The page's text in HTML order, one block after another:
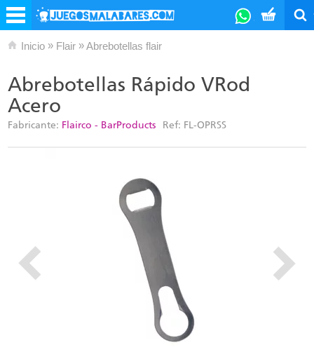
Inicio » Flair »Abrebotellas flair
Abrebotellas Rápido VRod
Acero
Fabricante: Flairco - BarProducts Ref: FL-OPRSS